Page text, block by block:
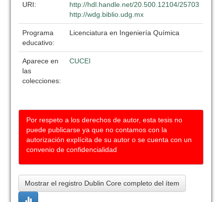
URI:
http://hdl.handle.net/20.500.12104/25703
http://wdg.biblio.udg.mx
Programa
educativo:
Licenciatura en Ingeniería Química
Aparece en
las
colecciones:
CUCEI
Por respeto a los derechos de autor, esta tesis no
puede publicarse ya que no contamos con la
autorización explícita de su autor o se cuenta con un
convenio de confidencialidad
Mostrar el registro Dublin Core completo del ítem